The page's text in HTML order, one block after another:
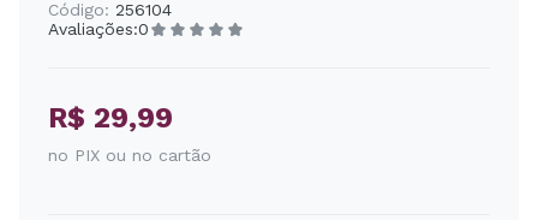
Código: 256104
Avaliações:0
R$ 29,99
no PIX ou no cartão